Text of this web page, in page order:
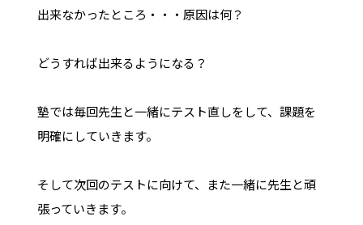
出来なかったところ・・・原因は何？
どうすれば出来るようになる？
塾では毎回先生と一緒にテスト直しをして、課題を
明確にしていきます。
そして次回のテストに向けて、また一緒に先生と頑
張っていきます。